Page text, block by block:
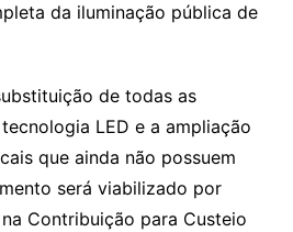
da iluminação pública de
de todas as
LED e a ampliação
que ainda não possuem
será viabilizado por
Contribuição para Custeio